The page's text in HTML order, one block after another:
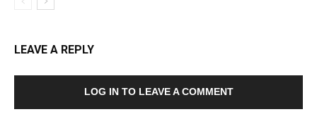
LEAVE A REPLY
LOG IN TO LEAVE A COMMENT